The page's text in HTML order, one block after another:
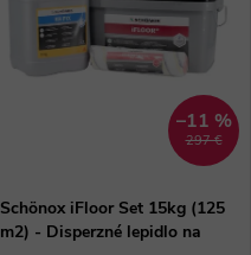
297 €
–11 %
Schönox iFloor Set 15kg (125
m2) - Disperzné lepidlo na